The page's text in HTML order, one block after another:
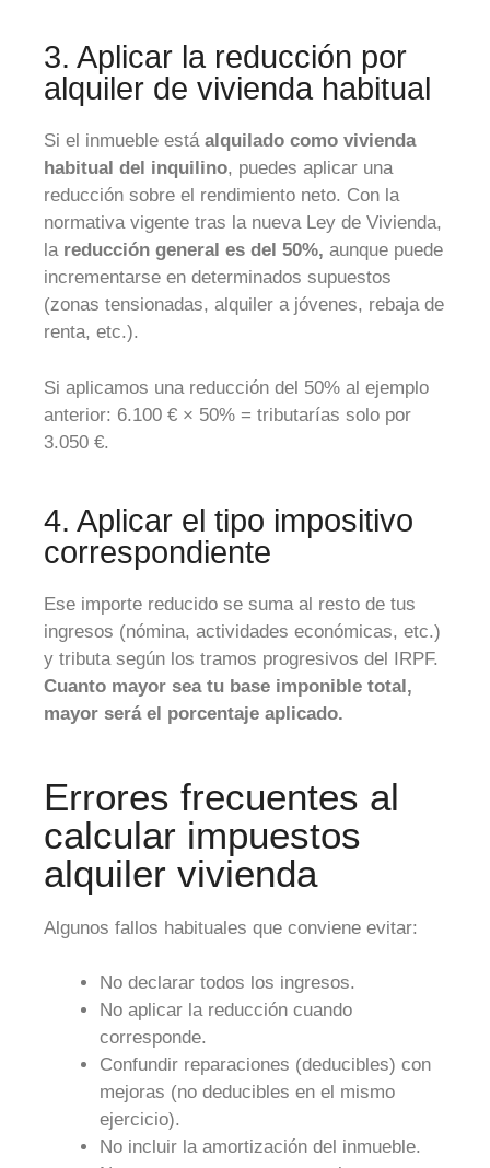
3. Aplicar la reducción por
alquiler de vivienda habitual
Si el inmueble está alquilado como vivienda
habitual del inquilino, puedes aplicar una
reducción sobre el rendimiento neto. Con la
normativa vigente tras la nueva Ley de Vivienda,
la reducción general es del 50%, aunque puede
incrementarse en determinados supuestos
(zonas tensionadas, alquiler a jóvenes, rebaja de
renta, etc.).
Si aplicamos una reducción del 50% al ejemplo
anterior: 6.100 € × 50% = tributarías solo por
3.050 €.
4. Aplicar el tipo impositivo
correspondiente
Ese importe reducido se suma al resto de tus
ingresos (nómina, actividades económicas, etc.)
y tributa según los tramos progresivos del IRPF.
Cuanto mayor sea tu base imponible total,
mayor será el porcentaje aplicado.
Errores frecuentes al
calcular impuestos
alquiler vivienda
Algunos fallos habituales que conviene evitar:
No declarar todos los ingresos.
No aplicar la reducción cuando
corresponde.
Confundir reparaciones (deducibles) con
mejoras (no deducibles en el mismo
ejercicio).
No incluir la amortización del inmueble.